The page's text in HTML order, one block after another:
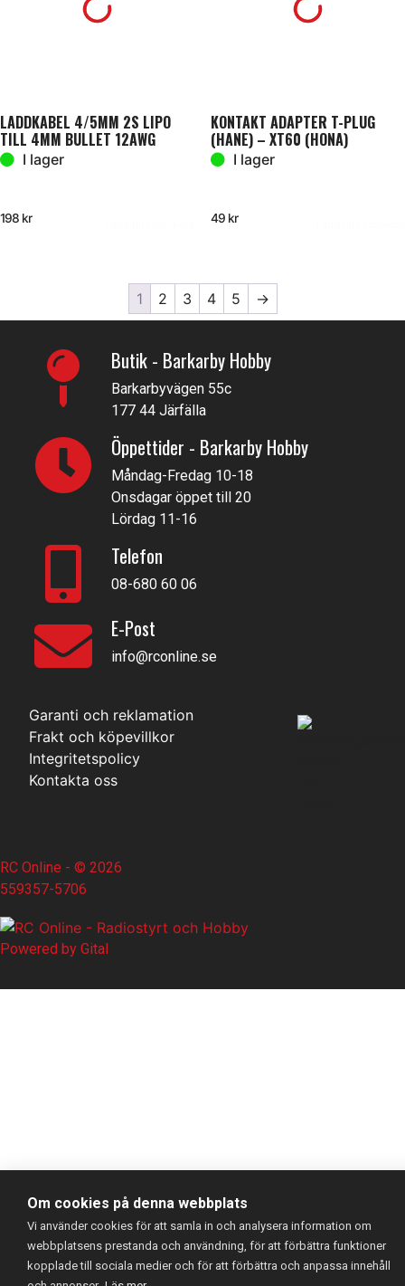
LADDKABEL 4/5MM 2S LIPO
TILL 4MM BULLET 12AWG
500MM
I lager
198 kr
KONTAKT ADAPTER T-PLUG
(HANE) – XT60 (HONA)
I lager
49 kr
1 2 3 4 5 →
Butik - Barkarby Hobby
Barkarbyvägen 55c
177 44 Järfälla
Öppettider - Barkarby Hobby
Måndag-Fredag 10-18
Onsdagar öppet till 20
Lördag 11-16
Telefon
08-680 60 06
E-Post
info@rconline.se
Garanti och reklamation
Frakt och köpevillkor
Integritetspolicy
Kontakta oss
RC Online - © 2026
559357-5706
Powered by Gital
Om cookies på denna webbplats
Vi använder cookies för att samla in och analysera information om
webbplatsens prestanda och användning, för att förbättra funktioner
kopplade till sociala medier och för att förbättra och anpassa innehåll